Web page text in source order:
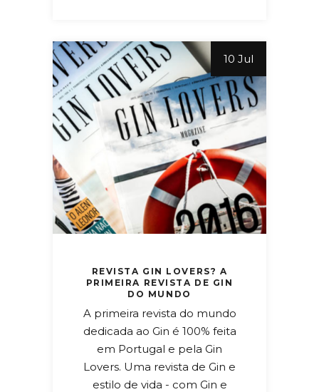
10 Jul
REVISTA GIN LOVERS? A
PRIMEIRA REVISTA DE GIN
DO MUNDO
A primeira revista do mundo
dedicada ao Gin é 100% feita
em Portugal e pela Gin
Lovers. Uma revista de Gin e
estilo de vida - com Gin e